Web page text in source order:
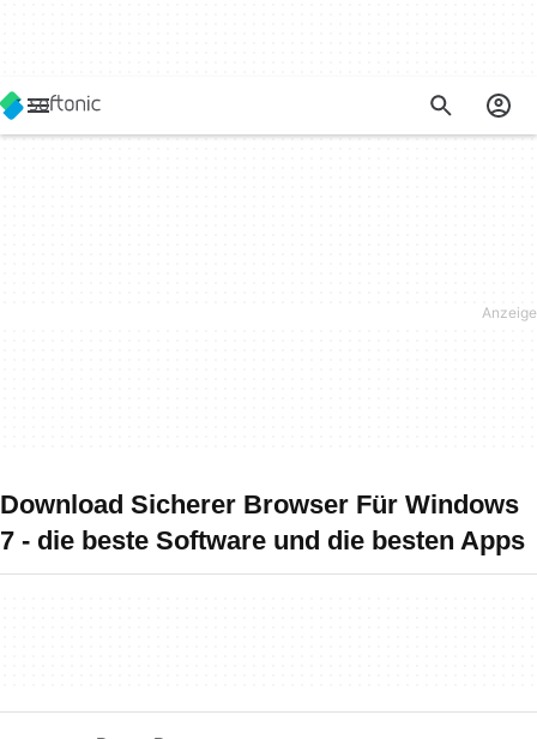
Download Sicherer Browser Für Windows
7 - die beste Software und die besten Apps